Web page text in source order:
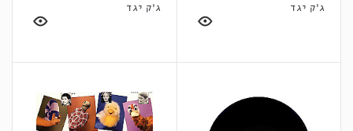
ג'ק יגד
ג'ק יגד